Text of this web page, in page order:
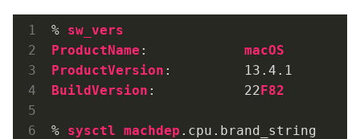
% sw_vers
ProductName : macOS
ProductVersion :         13 .4 .1
BuildVersion :           22F82
% sysctl machdep .cpu .brand_string